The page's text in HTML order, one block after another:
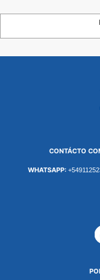
CONTÁCTO
WHATSAPP: